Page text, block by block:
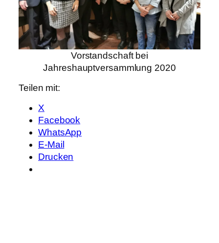
Vorstandschaft bei
Jahreshauptversammlung 2020
Teilen mit:
X
Facebook
WhatsApp
E-Mail
Drucken